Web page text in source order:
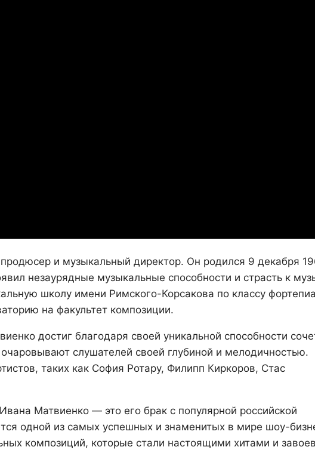
и музыкальный директор. Он родился 9 декабря
незаурядные музыкальные способности и страсть к
школу имени Римского-Корсакова по классу
на факультет композиции.
достиг благодаря своей уникальной способности
слушателей своей глубиной и мелодичностью.
таких как София Ротару, Филипп Киркоров, Стас
Матвиенко — это его брак с популярной российской
одной из самых успешных и знаменитых в мире шоу-
композиций, которые стали настоящими хитами и